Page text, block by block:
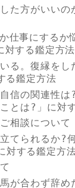
た方がいいの
仕事にするか
対する鑑定方法
いる。復縁を
る鑑定方法
自信の関連性
とは?」 に対
相談について
立てられるか?
対する鑑定方
馬が合わず辞